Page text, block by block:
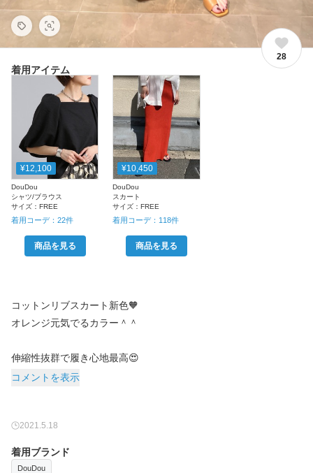
28
着用アイテム
¥12,100
DouDou
シャツ/ブラウス
サイズ： FREE
着用コーデ： 22件
商品を見る
¥10,450
DouDou
スカート
サイズ：FREE
着用コーデ： 118件
商品を見る
コットンリブスカート新色🧡
オレンジ元気でるカラー＾＾
伸縮性抜群で履き心地最高😍
コメントを表示
2021.5.18
着用ブランド
DouDou